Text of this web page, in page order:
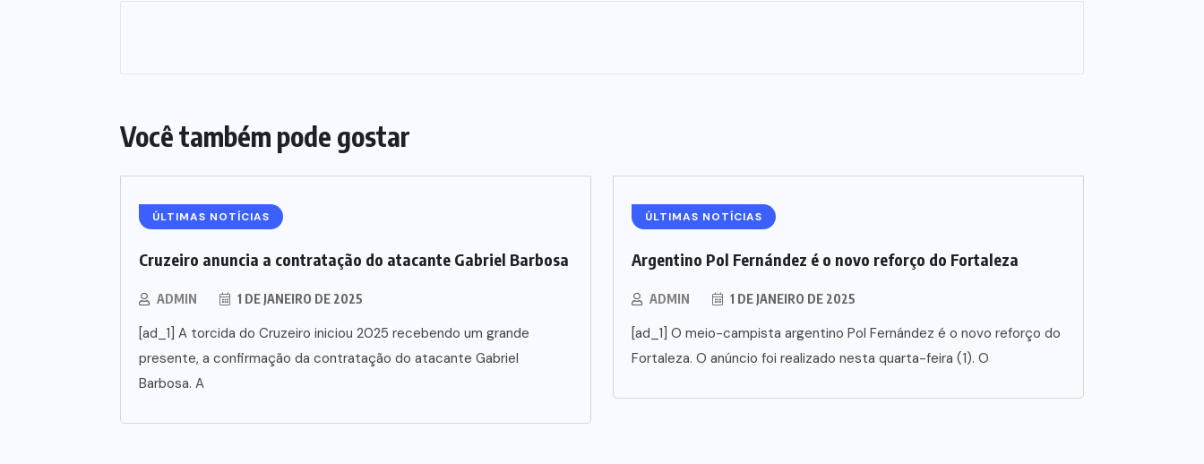
Você também pode gostar
ÚLTIMAS NOTÍCIAS
Cruzeiro anuncia a contratação do atacante Gabriel Barbosa
ADMIN 1 DE JANEIRO DE 2025
[ad_1] A torcida do Cruzeiro iniciou 2025 recebendo um grande
presente, a confirmação da contratação do atacante Gabriel
Barbosa. A
ÚLTIMAS NOTÍCIAS
Argentino Pol Fernández é o novo reforço do Fortaleza
ADMIN 1 DE JANEIRO DE 2025
[ad_1] O meio-campista argentino Pol Fernández é o novo reforço do
Fortaleza. O anúncio foi realizado nesta quarta-feira (1). O